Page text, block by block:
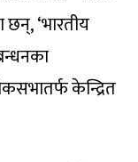
‘भारतीय
केन्द्रित